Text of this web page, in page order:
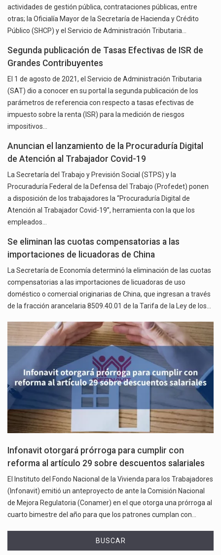
actividades de gestión pública, contrataciones públicas, entre
otras; la Oficialía Mayor de la Secretaría de Hacienda y Crédito
Público (SHCP) y el Servicio de Administración Tributaria…
Segunda publicación de Tasas Efectivas de ISR de
Grandes Contribuyentes
El 1 de agosto de 2021, el Servicio de Administración Tributaria
(SAT) dio a conocer en su portal la segunda publicación de los
parámetros de referencia con respecto a tasas efectivas de
impuesto sobre la renta (ISR) para la medición de riesgos
impositivos…
Anuncian el lanzamiento de la Procuraduría Digital
de Atención al Trabajador Covid-19
La Secretaría del Trabajo y Previsión Social (STPS) y la
Procuraduría Federal de la Defensa del Trabajo (Profedet) ponen
a disposición de los trabajadores la “Procuraduría Digital de
Atención al Trabajador Covid-19”, herramienta con la que los
empleados…
Se eliminan las cuotas compensatorias a las
importaciones de licuadoras de China
La Secretaría de Economía determinó la eliminación de las cuotas
compensatorias a las importaciones de licuadoras de uso
doméstico o comercial originarias de China, que ingresan a través
de la fracción arancelaria 8509.40.01 de la Tarifa de la Ley de los…
Infonavit otorgará prórroga para cumplir con
reforma al artículo 29 sobre descuentos salariales
El Instituto del Fondo Nacional de la Vivienda para los Trabajadores
(Infonavit) emitió un anteproyecto de ante la Comisión Nacional
de Mejora Regulatoria (Conamer) en el que otorga una prórroga al
cuarto bimestre del año para que los patrones cumplan con…
BUSCAR